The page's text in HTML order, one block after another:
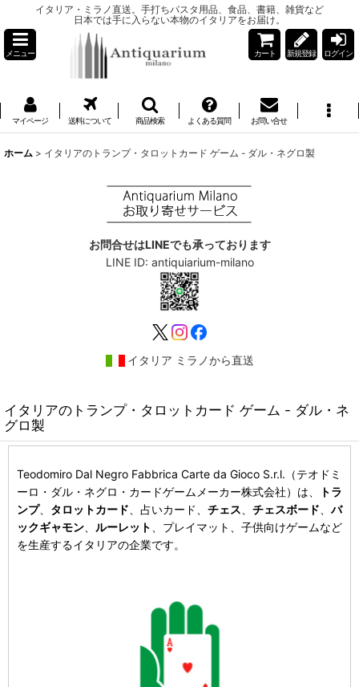
イタリア・ミラノ直送。手打ちパスタ用品、食品、書籍、雑貨など
日本では手に入らない本物のイタリアをお届け。
メニュー カート 新規登録 ログイン
マイページ 送料について 商品検索 よくある質問 お問い合せ
ホーム > イタリアのトランプ・タロットカード ゲーム - ダル・ネグロ製
お問合せはLINEでも承っております
LINE ID: antiquiarium-milano
イタリア ミラノから直送
イタリアのトランプ・タロットカード ゲーム - ダル・ネ
グロ製
Teodomiro Dal Negro Fabbrica Carte da Gioco S.r.l.（テオドミ
ーロ・ダル・ネグロ・カードゲームメーカー株式会社）は、
トラ
ンプ、 タロットカード 、占いカード、 チェス チェスボード
バ
ックギャモン
ルーレット
、プレイマット、子供向けゲームなど
を生産するイタリアの企業です。